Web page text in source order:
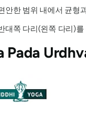
안한 범위 내에서 균형
대쪽 다리(왼쪽 다리)
Pada